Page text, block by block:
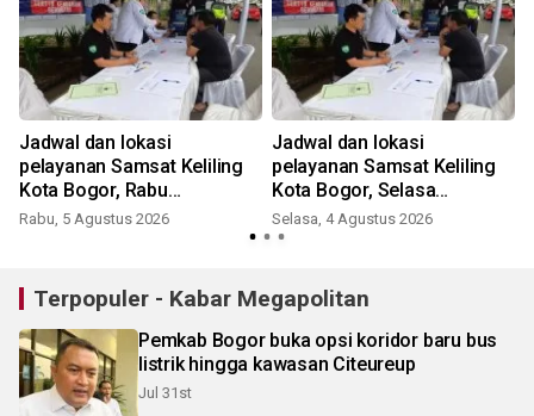
Jadwal dan lokasi
pelayanan Samsat Keliling
Kota Bogor, Rabu
(4/8/2026)
Rabu, 5 Agustus 2026
Jadwal dan lokasi
pelayanan Samsat Keliling
Kota Bogor, Selasa
(4/8/2026)
Selasa, 4 Agustus 2026
Terpopuler - Kabar Megapolitan
Pemkab Bogor buka opsi koridor baru bus
listrik hingga kawasan Citeureup
Jul 31st